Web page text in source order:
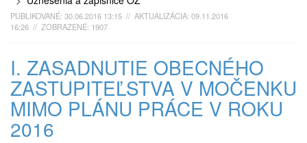
PUBLIKOVANÉ: 30.06.2016 13:15 // AKTUALIZÁCIA: 09.11.2016
16:26 // ZOBRAZENÉ: 1907
I. ZASADNUTIE OBECNÉHO
ZASTUPITEĽSTVA V MOČENKU
MIMO PLÁNU PRÁCE V ROKU
2016